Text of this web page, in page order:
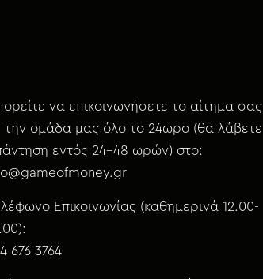
να επικοινωνήσετε το αίτημα σας
την ομάδα μας όλο το 24ωρο (θα λάβετε
εντός 24-48 ωρών) στο:
Επικοινωνίας (καθημερινά 12.00-
676 3764